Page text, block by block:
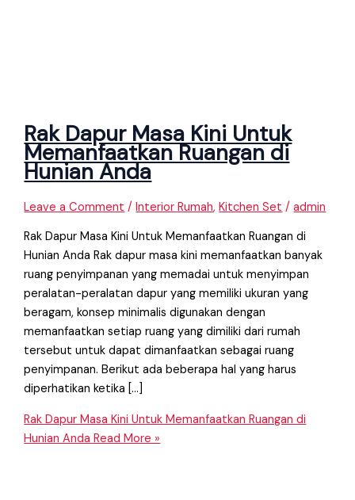
Rak Dapur Masa Kini Untuk
Memanfaatkan Ruangan di
Hunian Anda
Leave a Comment /Interior Rumah,Kitchen Set /admin
Rak Dapur Masa Kini Untuk Memanfaatkan Ruangan di
Hunian Anda Rak dapur masa kini memanfaatkan banyak
ruang penyimpanan yang memadai untuk menyimpan
peralatan-peralatan dapur yang memiliki ukuran yang
beragam, konsep minimalis digunakan dengan
memanfaatkan setiap ruang yang dimiliki dari rumah
tersebut untuk dapat dimanfaatkan sebagai ruang
penyimpanan. Berikut ada beberapa hal yang harus
diperhatikan ketika […]
Rak Dapur Masa Kini Untuk Memanfaatkan Ruangan di
Hunian Anda Read More »